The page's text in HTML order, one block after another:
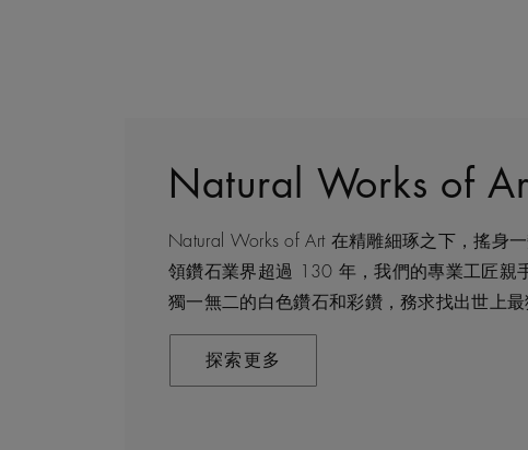
Natural Works of
Natural Works of Art 在精雕細琢之下，搖身
領鑽石業界超過 130 年，我們的專業工匠親
獨一無二的白色鑽石和彩鑽，務求找出世上最
探索更多
鑽石珠寶創作的藝術
De Beers 作為鑽石珠寶藝術的領導者，在
石原石的開採到打造成世代相傳的瑰寶 ——
位。 我們探索並揭示大自然的珍稀寶藏所潛
藝非凡的珠寶，以紀念生命中最動人心弦的特
寶的旅程，對完美的追求與卓越的專業技巧
建設永恒
我們每天都能親眼目感受天然美鑽何等珍貴
有人而言，鑽石都是大自然的瑰寶。因此我們
採地當地的人民和環境帶來長久的正面影響。
恒」，亦是我們所做一切的核心。
探索更多
客戶服務
不論您身處家中或到訪我們其中一間商店，
造的購物體驗。預約親臨精品店或線上購物體
專家協助和指導。
聯絡我們